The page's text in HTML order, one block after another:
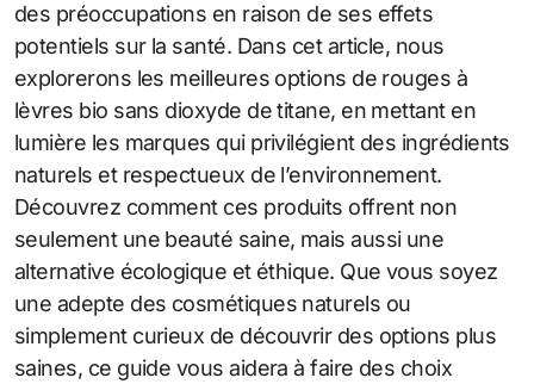
des préoccupations en raison de ses effets
potentiels sur la santé. Dans cet article, nous
explorerons les meilleures options de rouges à
lèvres bio sans dioxyde de titane, en mettant en
lumière les marques qui privilégient des ingrédients
naturels et respectueux de l’environnement.
Découvrez comment ces produits offrent non
seulement une beauté saine, mais aussi une
alternative écologique et éthique. Que vous soyez
une adepte des cosmétiques naturels ou
simplement curieux de découvrir des options plus
saines, ce guide vous aidera à faire des choix